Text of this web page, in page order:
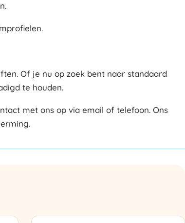
Of je nu op zoek bent naar standaard
te houden.
met ons op via email of telefoon. Ons